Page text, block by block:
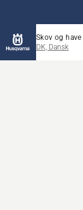
Skov og have
DK, Dansk